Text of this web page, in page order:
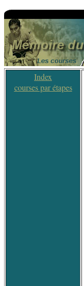
Index
courses par étapes